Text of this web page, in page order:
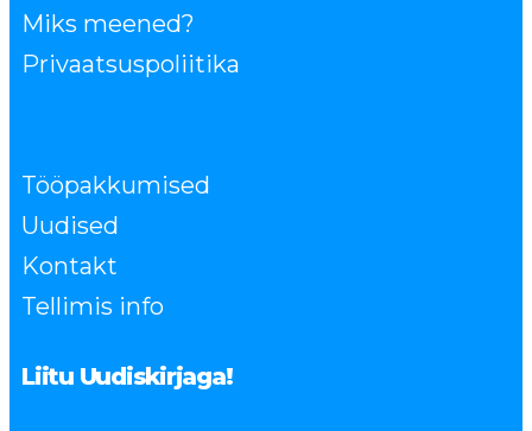
Miks meened?
Privaatsuspoliitika
Tööpakkumised
Uudised
Kontakt
Tellimis info
Liitu Uudiskirjaga!